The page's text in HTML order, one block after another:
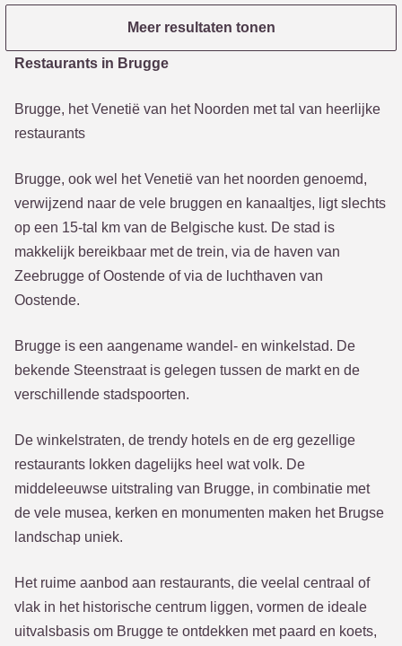
Meer resultaten tonen
Restaurants in Brugge
Brugge, het Venetië van het Noorden met tal van heerlijke
restaurants
Brugge, ook wel het Venetië van het noorden genoemd,
verwijzend naar de vele bruggen en kanaaltjes, ligt slechts
op een 15-tal km van de Belgische kust. De stad is
makkelijk bereikbaar met de trein, via de haven van
Zeebrugge of Oostende of via de luchthaven van
Oostende.
Brugge is een aangename wandel- en winkelstad. De
bekende Steenstraat is gelegen tussen de markt en de
verschillende stadspoorten.
De winkelstraten, de trendy hotels en de erg gezellige
restaurants lokken dagelijks heel wat volk. De
middeleeuwse uitstraling van Brugge, in combinatie met
de vele musea, kerken en monumenten maken het Brugse
landschap uniek.
Het ruime aanbod aan restaurants, die veelal centraal of
vlak in het historische centrum liggen, vormen de ideale
uitvalsbasis om Brugge te ontdekken met paard en koets,